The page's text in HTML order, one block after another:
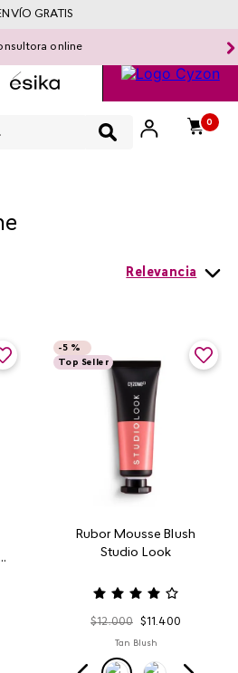
online
0
GRATIS
Relevancia
Rubor Mousse Blush
Studio Look
-5 %
Top Seller
$12.000 $11.400
Tan Blush